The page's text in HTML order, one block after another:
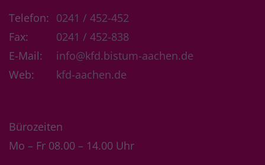
Telefon: 0241 / 452-452
Fax:
0241 / 452-838
E-Mail:
info@kfd.bistum-aachen.de
Web:
kfd-aachen.de
Bürozeiten
Mo – Fr 08.00 – 14.00 Uhr